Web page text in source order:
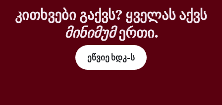
კითხვები გაქვს? ყველას აქვს
მინიმუმერთი.
ეწვიე ხდკ-ს